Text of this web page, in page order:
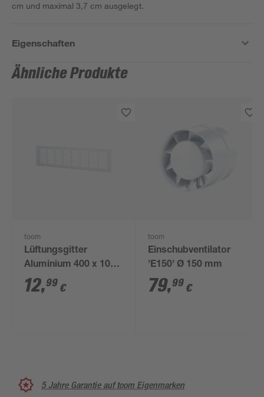
cm und maximal 3,7 cm ausgelegt.
Eigenschaften
Ähnliche Produkte
toom
Lüftungsgitter
Aluminium 400 x 100
mm
12,99 €
toom
Einschubventilator
'E150' Ø 150 mm
79,99 €
5 Jahre Garantie auf toom Eigenmarken